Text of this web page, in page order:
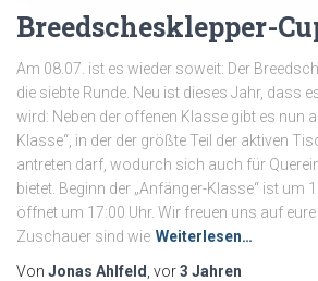
Breedschesklepper-
Am 08.07. ist es wieder soweit: Der
die siebte Runde. Neu ist dieses Jahr, dass
wird: Neben der offenen Klasse gibt es nun
Klasse“, in der der größte Teil der aktiven
antreten darf, wodurch sich auch für
bietet. Beginn der „Anfänger-Klasse“ ist um
öffnet um 17:00 Uhr. Wir freuen uns auf
Zuschauer sind wie Weiterlesen…
Von Jonas Ahlfeld , vor3 Jahren